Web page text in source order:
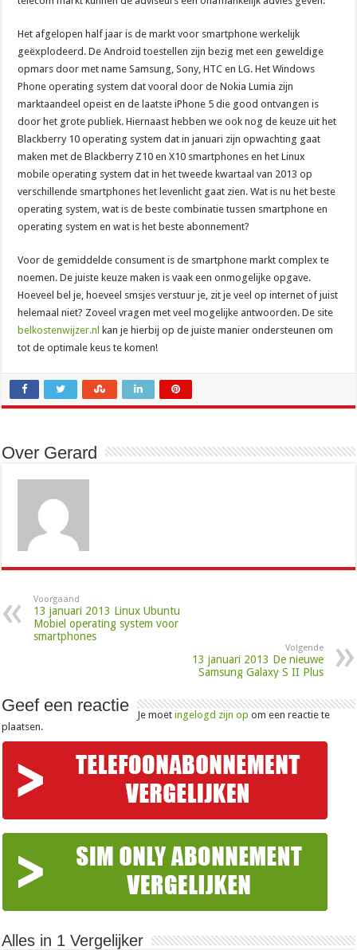
Het afgelopen half jaar is de markt voor smartphone werkelijk
geëxplodeerd. De Android toestellen zijn bezig met een geweldige
opmars door met name Samsung, Sony, HTC en LG. Het Windows
Phone operating system dat vooral door de Nokia Lumia zijn
marktaandeel opeist en de laatste iPhone 5 die good ontvangen is
door het grote publiek. Hiernaast hebben we ook nog de keuze uit het
Blackberry 10 operating system dat in januari zijn opwachting gaat
maken met de Blackberry Z10 en X10 smartphones en het Linux
mobile operating system dat in het tweede kwartaal van 2013 op
verschillende smartphones het levenlicht gaat zien. Wat is nu het beste
operating system, wat is de beste combinatie tussen smartphone en
operating system en wat is het beste abonnement?
Voor de gemiddelde consument is de smartphone markt complex te
noemen. De juiste keuze maken is vaak een onmogelijke opgave.
Hoeveel bel je, hoeveel smsjes verstuur je, zit je veel op internet of juist
helemaal niet? Zoveel vragen met veel mogelijke antwoorden. De site
belkostenwijzer.nl kan je hierbij op de juiste manier ondersteunen om
tot de optimale keus te komen!
Over Gerard
Voorgaand
13 januari 2013 Linux Ubuntu
Mobiel operating system voor
smartphones
Volgende
13 januari 2013 De nieuwe
Samsung Galaxy S II Plus
Geef een reactie Je moetingelogd zijn op om een reactie te
plaatsen.
Alles in 1 Vergelijker